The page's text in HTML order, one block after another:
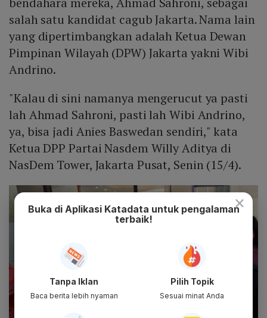
salah satu kandidat cagub Jakarta. Nama lain
yang dipertimbangkan adalah Ketua Dewan
Pimpinan Wilayah (DPW) Jakarta yakni Wibi
Andrino.
"Kalau di sini namanya mengerucut ya pasti
lah Ahmad Sahroni, pasti lah Wibi Andrino,
ya, bisa jadi Anies Baswedan sendiri," kata
Ketua DPP Partai Nasdem Willy Aditya di
NasDem Tower, Jakarta Pusat, Senin (15/4).
×
Buka di Aplikasi Katadata untuk pengalaman
terbaik!
Tanpa Iklan
Baca berita lebih nyaman
Pilih Topik
Sesuai minat Anda